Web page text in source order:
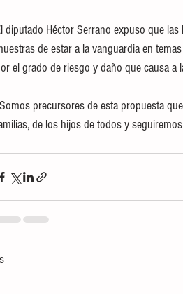
diputado Héctor Serrano expuso que
de estar a la vanguardia en
el grado de riesgo y daño que causa a
precursores de esta propuesta
de los hijos de todos y